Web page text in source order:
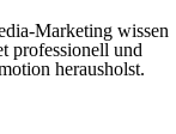
Marketing wissen
professionell und
herausholst.